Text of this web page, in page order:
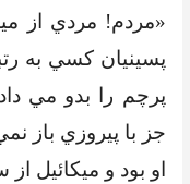
«مردم! مردي از
پسينيان کسي به
پرچم را بدو مي
جز با پيروزي
او بود و ميکائيل